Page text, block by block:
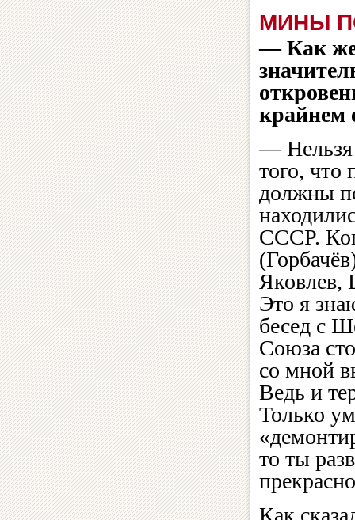
МИНЫ
— Как же
крайнем
— Нельзя
того,
должны
СССР.
Яковлев,
Это я
бесед с
Союза
со мной
Ведь и
Только
то ты
Как